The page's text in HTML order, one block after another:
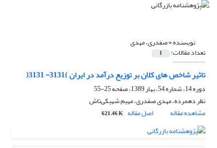
نویسنده =صفدری، مهدی
تعداد مقالات: 1
تاثیر شاخص های کلان بر توزیع درآمد در ایران )3131- 3131(
دوره 14، شماره 54، بهار 1389، صفحه
25-55
نظر دهمرده، مهدی صفدری، مهیم شهیکی‌تاش
مشاهده مقاله
اصل مقاله 621.46 K